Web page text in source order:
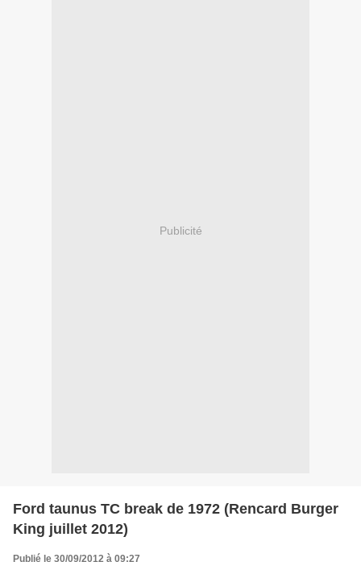
Publicité
Ford taunus TC break de 1972 (Rencard Burger
King juillet 2012)
Publié le 30/09/2012 à 09:27